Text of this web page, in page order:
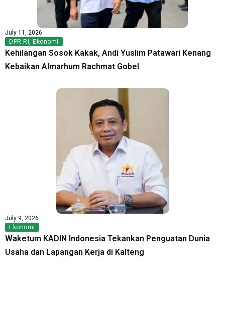
July 11, 2026
DPR RI , Ekonomi
Kehilangan Sosok Kakak, Andi Yuslim Patawari Kenang
Kebaikan Almarhum Rachmat Gobel
July 9, 2026
Ekonomi
Waketum KADIN Indonesia Tekankan Penguatan Dunia
Usaha dan Lapangan Kerja di Kalteng